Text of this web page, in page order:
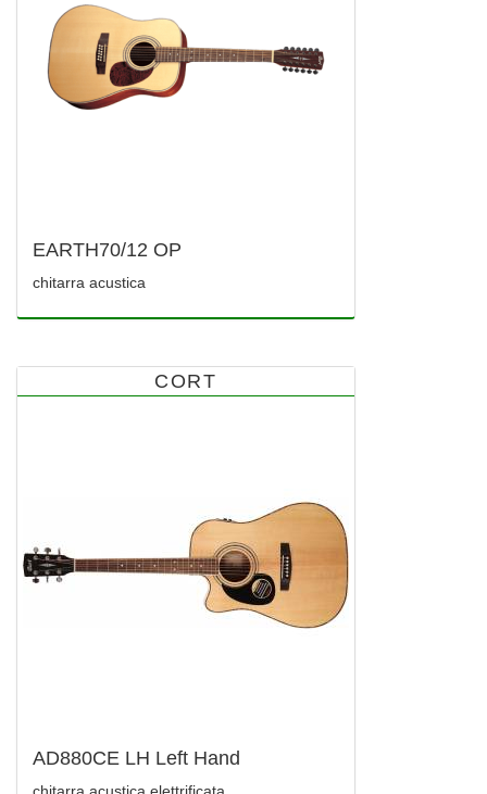
EARTH70/12 OP
chitarra acustica
CORT
AD880CE LH Left Hand